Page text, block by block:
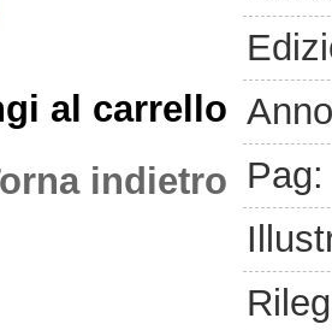
al carrello
indietro Pag: